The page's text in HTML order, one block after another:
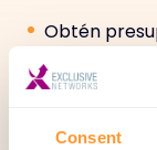
Consent
Obtén
cuentas en